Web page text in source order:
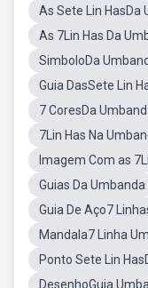
As Sete Lin HasDa
As 7Lin Has Da
SimboloDa
Guia DasSete Lin
7 CoresDa
7Lin Has Na
Imagem Com as
Guias Da Umbanda
Guia De Aço7
Mandala7 Linha
Ponto Sete Lin
DesenhoGuia